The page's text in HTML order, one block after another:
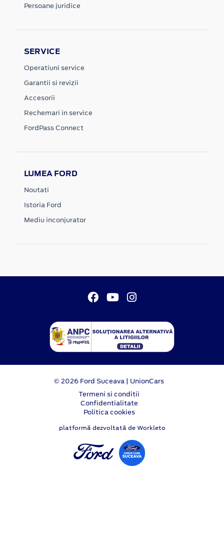
Persoane juridice
SERVICE
Operatiuni service
Garantii si revizii
Accesorii
Rechemari in service
FordPass Connect
LUMEA FORD
Noutati
Istoria Ford
Mediu inconjurator
© 2026 Ford Suceava | UnionCars
Termeni si conditii
Confidentialitate
Politica cookies
platformă dezvoltată de Workleto